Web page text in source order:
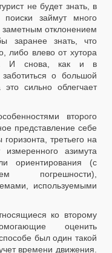
не будет знать, в
займут много
заметным отклонением
заранее знать, что
либо влево от хутора
И снова, как и в
о большой
сильно облегчает
второго
представление себе
третьего на
азимута
ориентирования (с
погрешности),
используемыми
ко второму
оценить
был один такой
времени движения.